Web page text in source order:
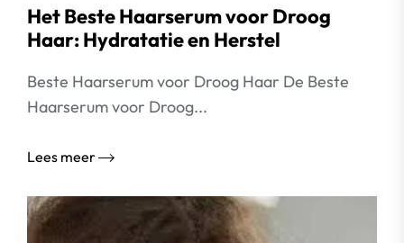
Het Beste Haarserum voor Droog
Haar: Hydratatie en Herstel
Beste Haarserum voor Droog Haar De Beste
Haarserum voor Droog...
Lees meer